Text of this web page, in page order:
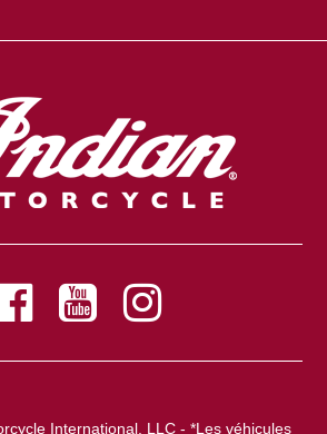
International, LLC - *Les véhicules